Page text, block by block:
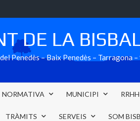
DE LA
Penedès – Baix Penedès – Tarragona
NORMATIVA MUNICIPI
TRÀMITS SERVEIS SOM